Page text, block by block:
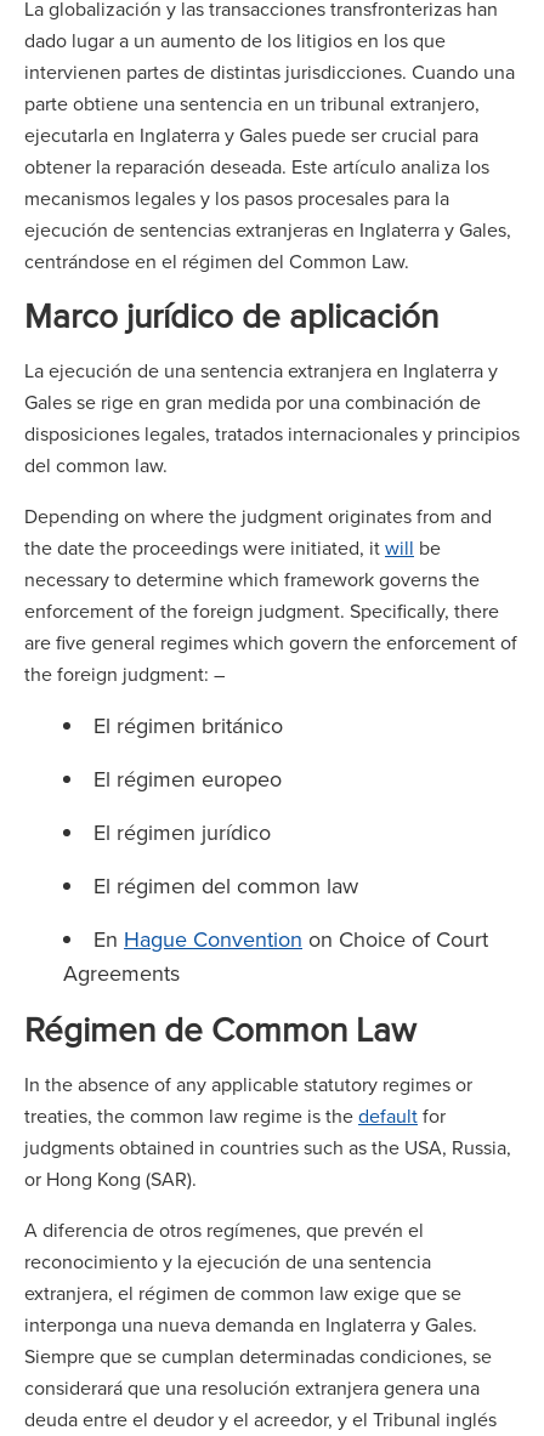
La globalización y las transacciones transfronterizas han
dado lugar a un aumento de los litigios en los que
intervienen partes de distintas jurisdicciones. Cuando una
parte obtiene una sentencia en un tribunal extranjero,
ejecutarla en Inglaterra y Gales puede ser crucial para
obtener la reparación deseada. Este artículo analiza los
mecanismos legales y los pasos procesales para la
ejecución de sentencias extranjeras en Inglaterra y Gales,
centrándose en el régimen del Common Law.
Marco jurídico de aplicación
La ejecución de una sentencia extranjera en Inglaterra y
Gales se rige en gran medida por una combinación de
disposiciones legales, tratados internacionales y principios
del common law.
Depending on where the judgment originates from and
the date the proceedings were initiated, itwill be
necessary to determine which framework governs the
enforcement of the foreign judgment. Specifically, there
are five general regimes which govern the enforcement of
the foreign judgment: –
El régimen británico
El régimen europeo
El régimen jurídico
El régimen del common law
En Hague Convention on Choice of Court
Agreements
Régimen de Common Law
In the absence of any applicable statutory regimes or
treaties, the common law regime is thedefaultfor
judgments obtained in countries such as the USA, Russia,
or Hong Kong (SAR).
A diferencia de otros regímenes, que prevén el
reconocimiento y la ejecución de una sentencia
extranjera, el régimen de common law exige que se
interponga una nueva demanda en Inglaterra y Gales.
Siempre que se cumplan determinadas condiciones, se
considerará que una resolución extranjera genera una
deuda entre el deudor y el acreedor, y el Tribunal inglés